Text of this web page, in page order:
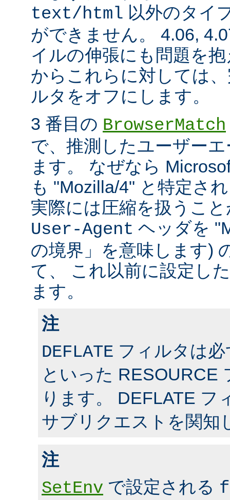
text/html 以外のタイ
ができません。 4.06,
イルの伸張にも問題を
からこれらに対しては
ルタをオフにします。
3 番目の BrowserMatch
で、推測したユーザー
ます。 なぜなら
も "Mozilla/4" と特定さ
実際には圧縮を扱うこ
User-Agent ヘッダを
の境界」を意味します)
て、 これ以前に設定し
ます。
注
DEFLATE フィルタは
といった RESOURCE
ります。 DEFLATE フ
サブリクエストを関知
注
SetEnv で設定される